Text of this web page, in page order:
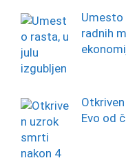
Umesto
radnih
Evo od